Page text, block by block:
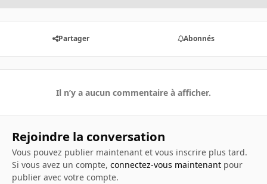
Partager Abonnés
Il n’y a aucun commentaire à afficher.
Rejoindre la conversation
Vous pouvez publier maintenant et vous inscrire plus tard.
Si vous avez un compte, connectez-vous maintenantpour
publier avec votre compte.